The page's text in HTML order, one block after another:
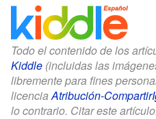
Todo el contenido de los
Kiddle (incluidas las
libremente para fines
licenciaAtribución-
lo contrario. Citar este